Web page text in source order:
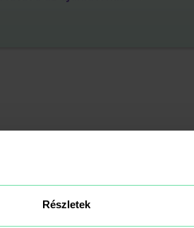
Részletek